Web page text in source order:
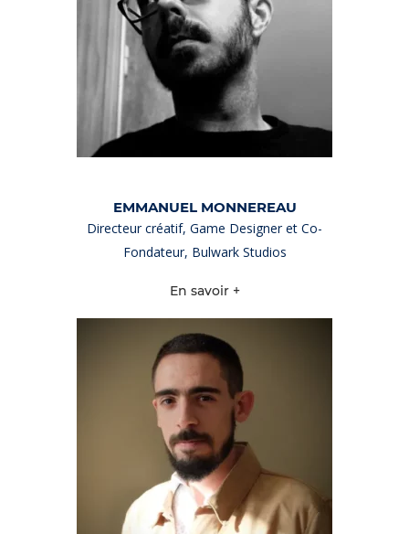
EMMANUEL MONNEREAU
Directeur créatif, Game Designer et Co-
Fondateur, Bulwark Studios
En savoir +